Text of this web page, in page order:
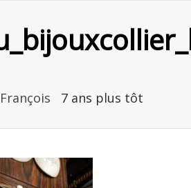
7 ans plus tôt